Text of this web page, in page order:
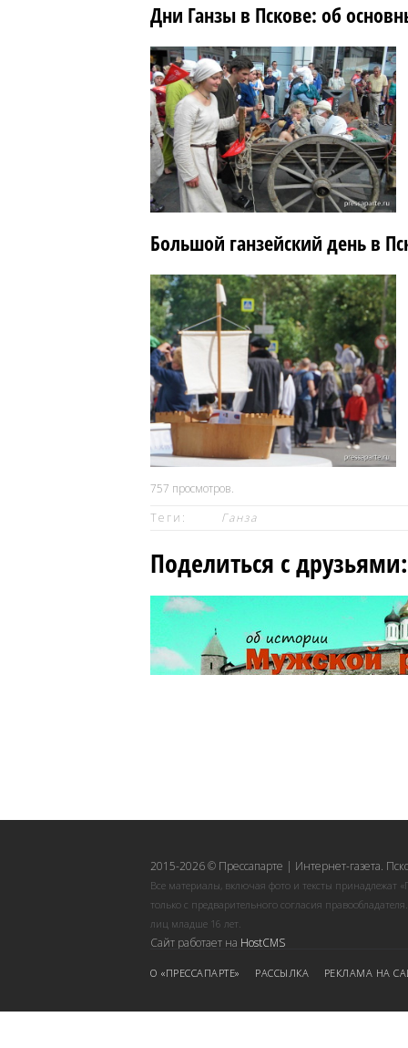
Дни Ганзы в Пскове: об
Большой ганзейский день в
757 просмотров.
Теги:
Ганза
Поделиться с друзьями:
2015-2026 © Прессапарте | Интернет-газета.
Все материалы, включая фото и тексты принадлежат
только с предварительного согласия
лиц младше 16 лет.
Сайт работает на HostCMS
О «ПРЕССАПАРТЕ» РАССЫЛКА РЕКЛАМА НА